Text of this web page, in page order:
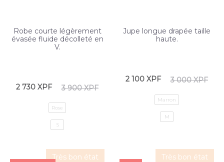
Robe courte légèrement
évasée fluide décolleté en
V.
3 900XPF
2 730 XPF
Rose
S
Jupe longue drapée taille
haute.
3 000XPF
2 100 XPF
Marron
M
Très bon état Très bon état